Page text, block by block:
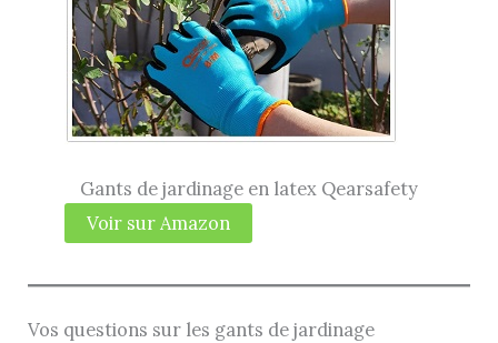
Gants de jardinage en latex Qearsafety
Voir sur Amazon
Vos questions sur les gants de jardinage